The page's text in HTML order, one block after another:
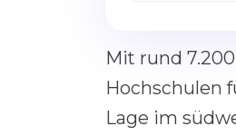
Mit rund
Hochschulen
Lage im